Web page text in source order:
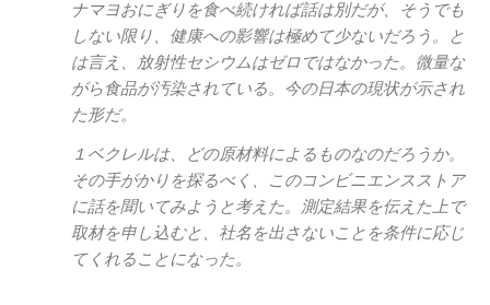
ナマヨおにぎりを食べ続ければ話は別だが、そうでも
しない限り、健康への影響は極めて少ないだろう。と
は言え、放射性セシウムはゼロではなかった。微量な
がら食品が汚染されている。今の日本の現状が示され
た形だ。
１ベクレルは、どの原材料によるものなのだろうか。
その手がかりを探るべく、このコンビニエンスストア
に話を聞いてみようと考えた。測定結果を伝えた上で
取材を申し込むと、社名を出さないことを条件に応じ
てくれることになった。